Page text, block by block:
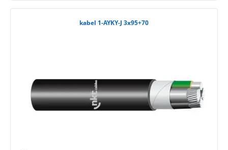
kabel 1-AYKY-J 3x95+70